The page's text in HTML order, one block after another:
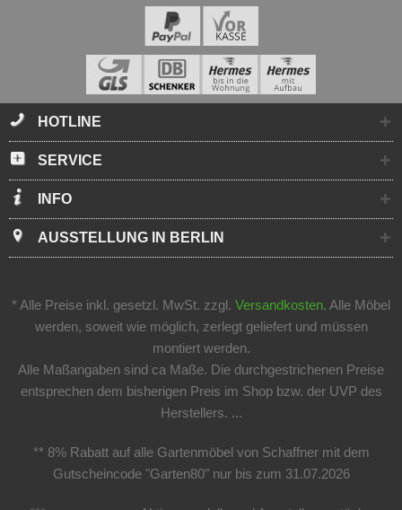
HOTLINE
SERVICE
INFO
AUSSTELLUNG IN BERLIN
* Alle Preise inkl. gesetzl. MwSt. zzgl. Versandkosten. Alle Möbel
werden, soweit wie möglich, zerlegt geliefert und müssen
montiert werden.
Alle Maßangaben sind ca Maße. Die durchgestrichenen Preise
entsprechen dem bisherigen Preis im Shop bzw. der UVP des
Herstellers. ...
** 8% Rabatt auf alle Gartenmöbel von Schaffner mit dem
Gutscheincode "Garten80" nur bis zum 31.07.2026